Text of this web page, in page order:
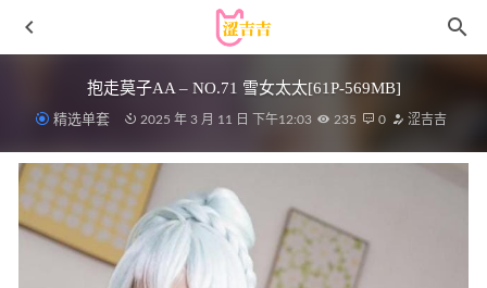
抱走莫子AA – NO.71 雪女太太[61P-569MB]
精选单套 2025 年 3 月 11 日 下午12:03 235 0 涩吉吉